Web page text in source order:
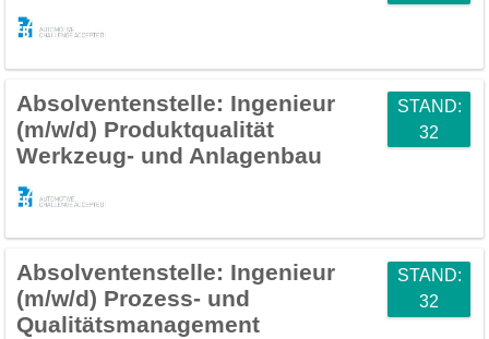
Absolventenstelle: Ingenieur
(m/w/d) Produktqualität
Werkzeug- und Anlagenbau
STAND:
32
Absolventenstelle: Ingenieur
(m/w/d) Prozess- und
Qualitätsmanagement
STAND:
32